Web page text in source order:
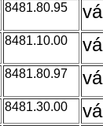
8481.80.95
8481.10.00
8481.80.97
8481.30.00